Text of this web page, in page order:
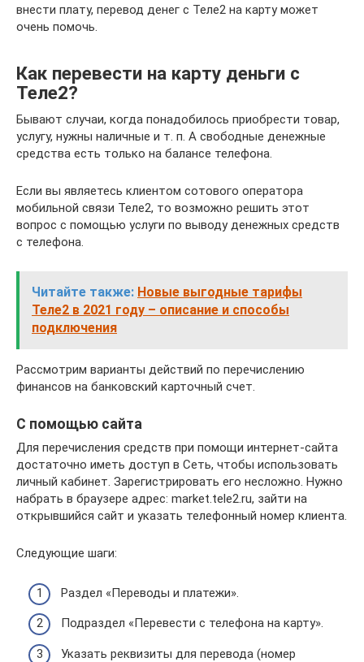
внести плату, перевод денег с Теле2 на карту может
очень помочь.
Как перевести на карту деньги с
Теле2?
Бывают случаи, когда понадобилось приобрести товар,
услугу, нужны наличные и т. п. А свободные денежные
средства есть только на балансе телефона.
Если вы являетесь клиентом сотового оператора
мобильной связи Теле2, то возможно решить этот
вопрос с помощью услуги по выводу денежных средств
с телефона.
Читайте также: Новые выгодные тарифы
Теле2 в 2021 году – описание и способы
подключения
Рассмотрим варианты действий по перечислению
финансов на банковский карточный счет.
С помощью сайта
Для перечисления средств при помощи интернет-сайта
достаточно иметь доступ в Сеть, чтобы использовать
личный кабинет. Зарегистрировать его несложно. Нужно
набрать в браузере адрес: market.tele2.ru, зайти на
открывшийся сайт и указать телефонный номер клиента.
Следующие шаги:
Раздел «Переводы и платежи».
Подраздел «Перевести с телефона на карту».
Указать реквизиты для перевода (номер